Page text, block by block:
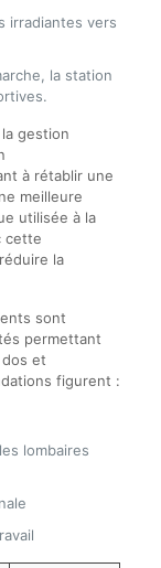
irradiantes vers
la station
gestion
à rétablir une
meilleure
utilisée à la
cette
la
sont
permettant
et
figurent :
lombaires